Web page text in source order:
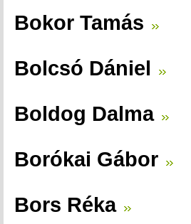
Bokor Tamás
Bolcsó Dániel
Boldog Dalma
Borókai Gábor
Bors Réka